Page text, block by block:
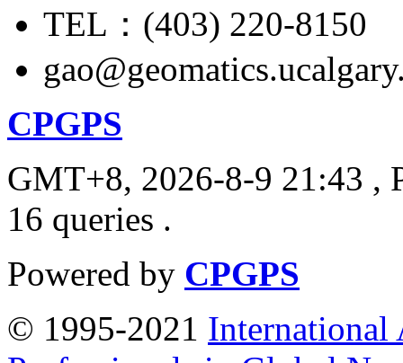
TEL：(403) 220-8150
CPGPS
GMT+8, 2026-8-9 21:43 ,
16 queries .
Powered by CPGPS
© 1995-2021 International